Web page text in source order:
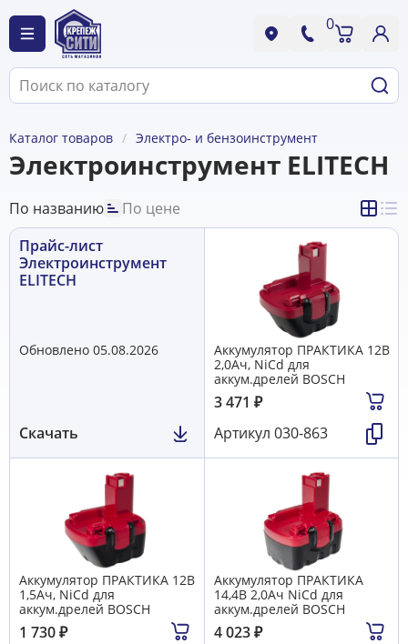
0
Каталог товаров Электро- и бензоинструмент
Электроинструмент ELITECH
По названию
По цене
Прайс-лист
Электроинструмент
ELITECH
Обновлено 05.08.2026
Скачать
Аккумулятор ПРАКТИКА 12B
2,0Aч, NiCd для
аккум.дрелей BOSCH
3 471 ₽
Артикул 030-863
Аккумулятор ПРАКТИКА 12В
1,5Ач, NiCd для
аккум.дрелей BOSCH
1 730₽
Аккумулятор ПРАКТИКА
14,4B 2,0Aч NiCd для
аккум.дрелей BOSCH
4 023₽